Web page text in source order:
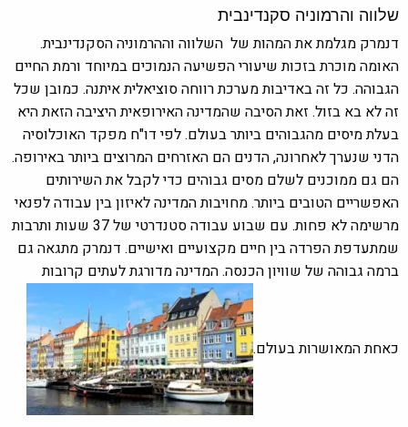
שלווה והרמוניה סקנדינבית
דנמרק מגלמת את המהות של השלווה וההרמוניה הסקנדינבית.
האומה מוכרת בזכות שיעורי הפשיעה הנמוכים במיוחד ורמת החיים
הגבוהה. כל זה באדיבות מערכתרווחה סוציאלית איתנה. כמובן שכל
זה לא בא בזול. זאת הסיבה שהמדינה האירופאית היציבה הזאת היא
בעלת מיסים מהגבוהים ביותר בעולם. לפי דו"ח מפקד האוכלוסיה
הדני שנערך לאחרונה, הדנים הם האזרחים המרוצים ביותר באירופה.
הם גם ממוכנים לשלם מסים גבוהים כדי לקבל את השירותים
האפשריים הטובים ביותר. מחויבות המדינה לאיזון בין עבודה לפנאי
מרשימה לא פחות. עם שבוע עבודה סטנדרטי של 37 שעות ותרבות
שמתעדפת הפרדה בין חיים מקצועיים ואישיים. דנמרק מתגאה גם
ברמה גבוהה של שוויון הכנסה. המדינה מדורגת לעתים קרובות
כאחת המאושרות בעולם.